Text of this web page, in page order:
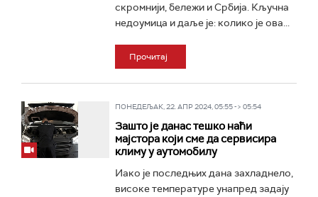
скромнији, бележи и Србија. Кључна
недоумица и даље је: колико је ова...
Прочитај
ПОНЕДЕЉАК, 22. АПР 2024, 05:55 -> 05:54
Зашто је данас тешко наћи
мајстора који сме да сервисира
климу у аутомобилу
Иако је последњих дана захладнело,
високе температуре унапред задају